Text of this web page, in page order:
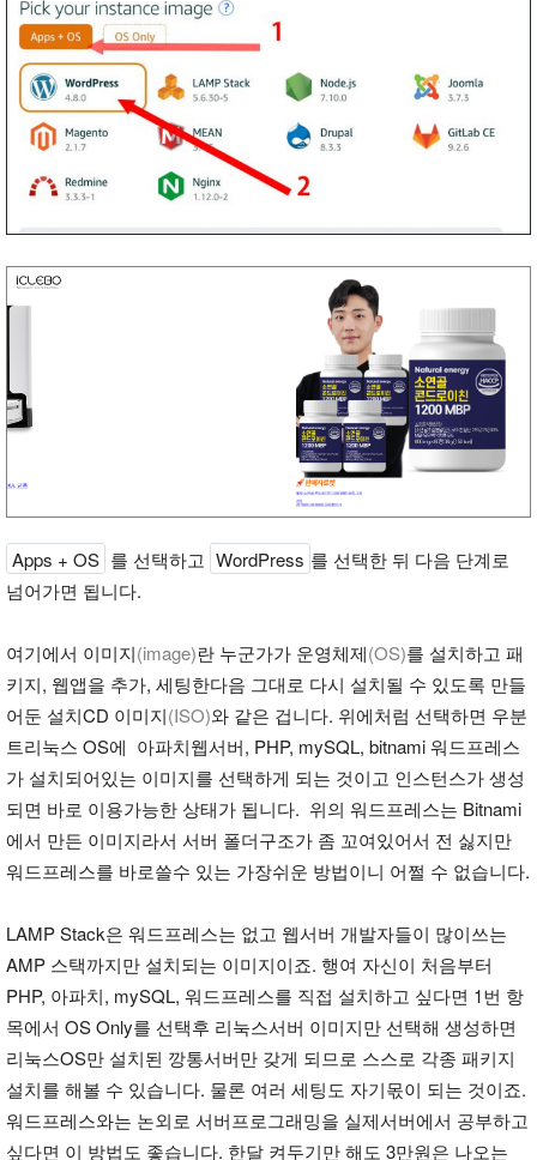
Apps + OS 를 선택하고 WordPress 를 선택한 뒤 다음 단계로
넘어가면 됩니다.
여기에서 이미지(image)란 누군가가 운영체제(OS)를 설치하고 패
키지, 웹앱을 추가, 세팅한다음 그대로 다시 설치될 수 있도록 만들
어둔 설치CD 이미지(ISO)와 같은 겁니다. 위에처럼 선택하면 우분
트리눅스 OS에 아파치웹서버, PHP, mySQL, bitnami 워드프레스
가 설치되어있는 이미지를 선택하게 되는 것이고 인스턴스가 생성
되면 바로 이용가능한 상태가 됩니다. 위의 워드프레스는 Bitnami
에서 만든 이미지라서 서버 폴더구조가 좀 꼬여있어서 전 싫지만
워드프레스를 바로쓸수 있는 가장쉬운 방법이니 어쩔 수 없습니다.
LAMP Stack은 워드프레스는 없고 웹서버 개발자들이 많이쓰는
AMP 스택까지만 설치되는 이미지이죠. 행여 자신이 처음부터
PHP, 아파치, mySQL, 워드프레스를 직접 설치하고 싶다면 1번 항
목에서 OS Only를 선택후 리눅스서버 이미지만 선택해 생성하면
리눅스OS만 설치된 깡통서버만 갖게 되므로 스스로 각종 패키지
설치를 해볼 수 있습니다. 물론 여러 세팅도 자기몫이 되는 것이죠.
워드프레스와는 논외로 서버프로그래밍을 실제서버에서 공부하고
싶다면 이 방법도 좋습니다. 한달 켜두기만 해도 3만원은 나오는